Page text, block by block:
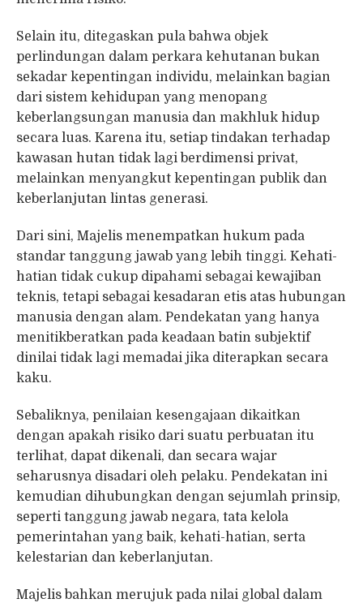
Selain itu, ditegaskan pula bahwa objek
perlindungan dalam perkara kehutanan bukan
sekadar kepentingan individu, melainkan bagian
dari sistem kehidupan yang menopang
keberlangsungan manusia dan makhluk hidup
secara luas. Karena itu, setiap tindakan terhadap
kawasan hutan tidak lagi berdimensi privat,
melainkan menyangkut kepentingan publik dan
keberlanjutan lintas generasi.
Dari sini, Majelis menempatkan hukum pada
standar tanggung jawab yang lebih tinggi. Kehati-
hatian tidak cukup dipahami sebagai kewajiban
teknis, tetapi sebagai kesadaran etis atas hubungan
manusia dengan alam. Pendekatan yang hanya
menitikberatkan pada keadaan batin subjektif
dinilai tidak lagi memadai jika diterapkan secara
kaku.
Sebaliknya, penilaian kesengajaan dikaitkan
dengan apakah risiko dari suatu perbuatan itu
terlihat, dapat dikenali, dan secara wajar
seharusnya disadari oleh pelaku. Pendekatan ini
kemudian dihubungkan dengan sejumlah prinsip,
seperti tanggung jawab negara, tata kelola
pemerintahan yang baik, kehati-hatian, serta
kelestarian dan keberlanjutan.
Majelis bahkan merujuk pada nilai global dalam